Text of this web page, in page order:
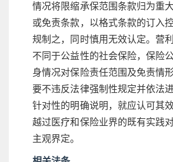
情况将限缩承保范围条款归为重
或免责条款，以格式条款的订入
规制之，同时慎用无效认定。营
不同于公益性的社会保险，保险
身情况对保险责任范围及免责情
要不违反法律强制性规定并依法
针对性的明确说明，就应认可其
越过医疗和保险业界的既有实践
主观界定。